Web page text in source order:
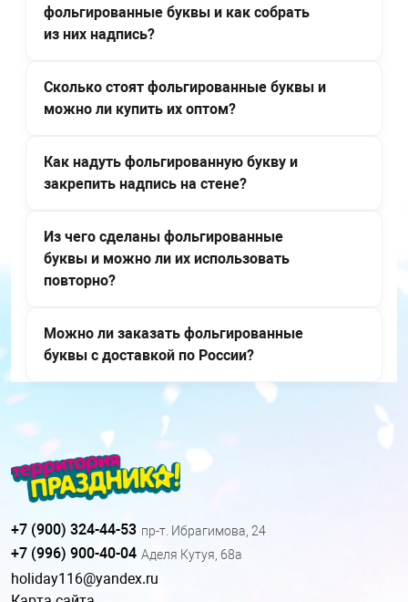
фольгированные буквы и как собрать
из них надпись?
Сколько стоят фольгированные буквы и
можно ли купить их оптом?
Как надуть фольгированную букву и
закрепить надпись на стене?
Из чего сделаны фольгированные
буквы и можно ли их использовать
повторно?
Можно ли заказать фольгированные
буквы с доставкой по России?
+7 (900) 324-44-53 пр-т. Ибрагимова, 24
+7 (996) 900-40-04 Аделя Кутуя, 68а
holiday116@yandex.ru